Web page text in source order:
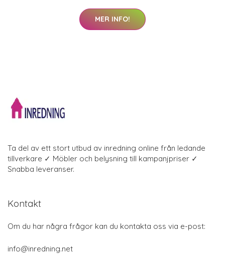
MER INFO!
Ta del av ett stort utbud av inredning online från ledande
tillverkare ✓ Möbler och belysning till kampanjpriser ✓
Snabba leveranser.
Kontakt
Om du har några frågor kan du kontakta oss via e-post:
info@inredning.net